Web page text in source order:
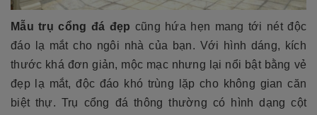
Mẫu trụ cổng đá đẹp cũng hứa hẹn mang tới nét độc
đáo lạ mắt cho ngôi nhà của bạn. Với hình dáng, kích
thước khá đơn giản, mộc mạc nhưng lại nổi bật bằng vẻ
đẹp lạ mắt, độc đáo khó trùng lặp cho không gian căn
biệt thự. Trụ cổng đá thông thường có hình dạng cột